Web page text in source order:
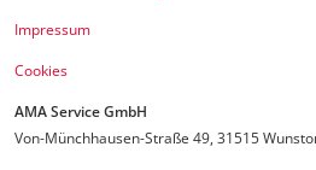
Impressum
Cookies
AMA Service GmbH
Von-Münchhausen-Straße 49, 31515